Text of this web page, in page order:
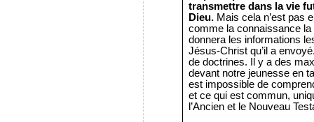
transmettre dans la vie
Dieu.Mais cela n’est pas
comme la connaissance
donnera les informations
Jésus-Christ qu’il a
de doctrines. Il y a des
devant notre jeunesse en
est impossible de
et ce qui est commun,
l’Ancien et le Nouveau